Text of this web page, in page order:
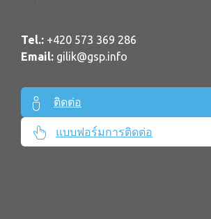
Tel.: +420 573 369 286
Email: gilik@gsp.info
ติดต่อ
แบบฟอร์มการติดต่อ